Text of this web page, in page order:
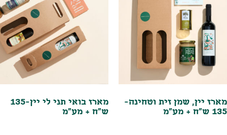
מארז יין, שמן זית וטחינה-
135 ש"ח + מע"מ
מארז בואי תני לי יין-135
ש"ח + מע"מ